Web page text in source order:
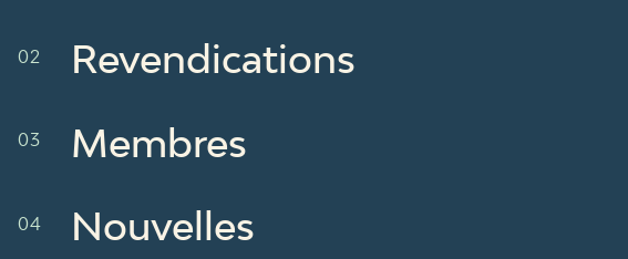
Revendications
Membres
Nouvelles